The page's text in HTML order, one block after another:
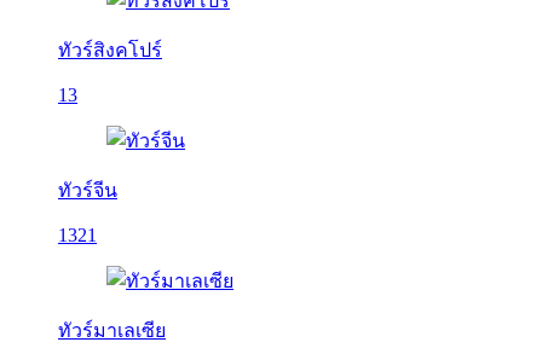
ทัวร์สิงคโปร์
13
ทัวร์จีน
1321
ทัวร์มาเลเซีย